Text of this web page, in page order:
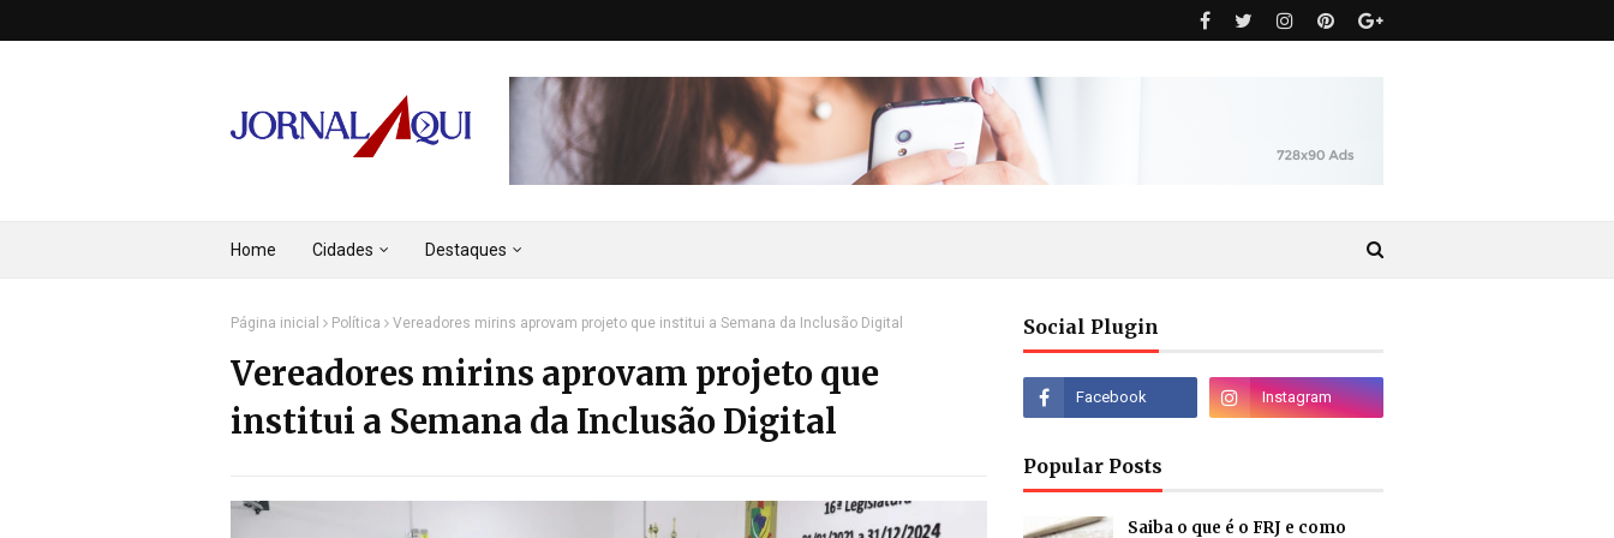
Home Cidades Destaques
Página inicial Política Vereadores mirins aprovam projeto que institui a Semana da Inclusão Digital
Vereadores mirins aprovam projeto que
institui a Semana da Inclusão Digital
Social Plugin
Popular Posts
Saiba o que é o FRJ e como